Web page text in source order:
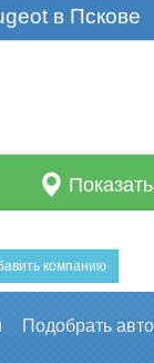
в Пскове
компанию
Подобрать